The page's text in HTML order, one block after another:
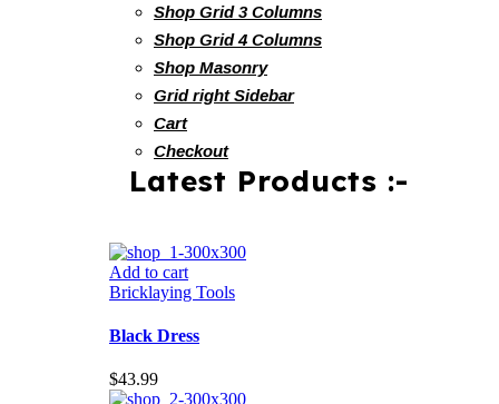
Shop Grid 3 Columns
Shop Grid 4 Columns
Shop Masonry
Grid right Sidebar
Cart
Checkout
Latest Products :-
Add to cart
Bricklaying Tools
Black Dress
$43.99